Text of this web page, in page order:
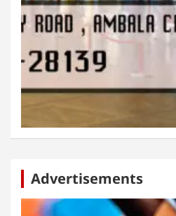
Advertisements